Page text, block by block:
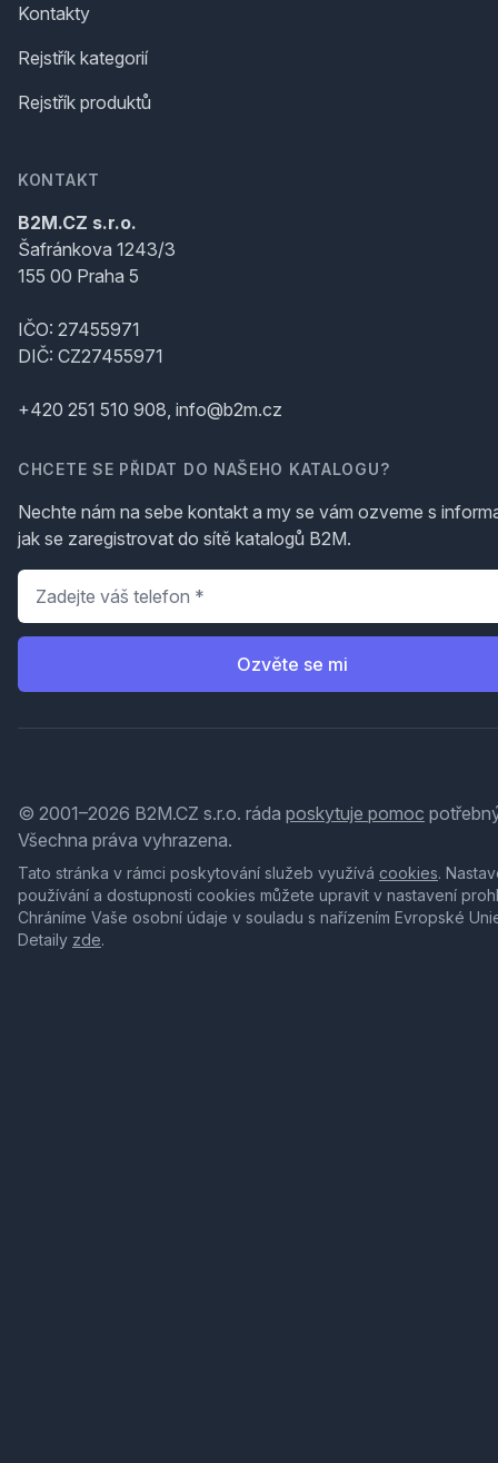
Kontakty
Rejstřík kategorií
Rejstřík produktů
KONTAKT
B2M.CZ s.r.o.
Šafránkova 1243/3
155 00 Praha 5
IČO: 27455971
DIČ: CZ27455971
+420 251 510 908, info@b2m.cz
CHCETE SE PŘIDAT DO NAŠEHO KATALOGU?
Nechte nám na sebe kontakt a my se vám ozveme s
jak se zaregistrovat do sítě katalogů B2M.
Telefon
Ozvěte se mi
© 2001–2026 B2M.CZ s.r.o. ráda poskytuje pomoc
Všechna práva vyhrazena.
Tato stránka v rámci poskytování služeb využívá cookies.
používání a dostupnosti cookies můžete upravit v nastavení
Chráníme Vaše osobní údaje v souladu s nařízením Evropské
Detaily zde.